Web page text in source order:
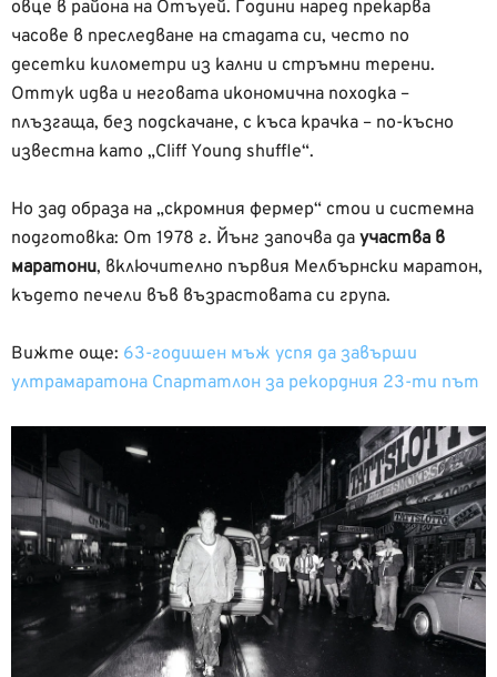
овце в района на Отъуей. Години наред прекарва
часове в преследване на стадата си, често по
десетки километри из кални и стръмни терени.
Оттук идва и неговата икономична походка –
плъзгаща, без подскачане, с къса крачка – по-късно
известна като „Cliff Young shuffle“.
Но зад образа на „скромния фермер“ стои и системна
подготовка: От 1978 г. Йънг започва да участва в
маратони, включително първия Мелбърнски маратон,
където печели във възрастовата си група.
Вижте още: 63-годишен мъж успя да завърши
ултрамаратона Спартатлон за рекордния 23-ти път